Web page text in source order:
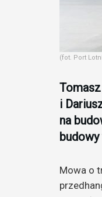
(fot. Port
i
na
Mowa o